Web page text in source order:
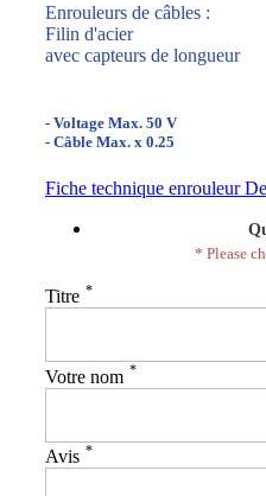
Enrouleurs de câbles :
Filin d'acier
avec capteurs de longueur
- Voltage Max. 50 V
- Câble Max. x 0.25
Fiche technique enrouleur
* Please
Titre *
Votre nom *
Avis *